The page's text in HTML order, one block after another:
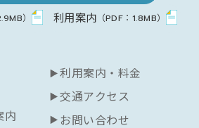
） 利用案内 （PDF：1.8MB）
内
利用案内・料金
交通アクセス
お問い合わせ